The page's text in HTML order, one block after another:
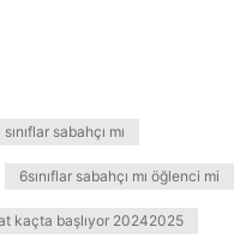
sabahçı mı
6sınıflar sabahçı mı öğlenci mi
kaçta başlıyor 20242025